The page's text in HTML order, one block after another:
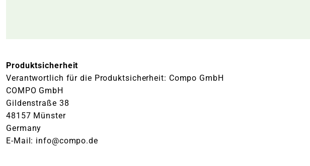
Produktsicherheit
Verantwortlich für die Produktsicherheit: Compo GmbH
COMPO GmbH
Gildenstraße 38
48157 Münster
Germany
E-Mail: info@compo.de